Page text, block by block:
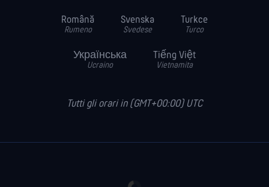
Română
Rumeno
Svenska
Svedese
Turkce
Turco
Українська
Ucraino
Tiếng Việt
Vietnamita
Tutti gli orari in (GMT+00:00) UTC